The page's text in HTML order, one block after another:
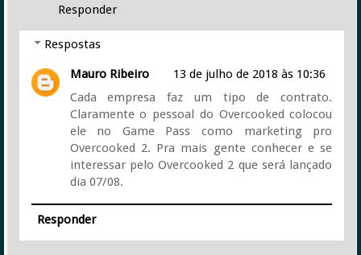
Responder
Respostas
Mauro Ribeiro
13 de julho de 2018 às 10:36
Cada empresa faz um tipo de contrato.
Claramente o pessoal do Overcooked colocou
ele no Game Pass como marketing pro
Overcooked 2. Pra mais gente conhecer e se
interessar pelo Overcooked 2 que será lançado
dia 07/08.
Responder